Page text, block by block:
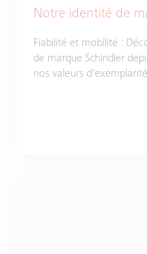
Notre identité de
Fiabilité et mobilité :
de marque Schindler
nos valeurs